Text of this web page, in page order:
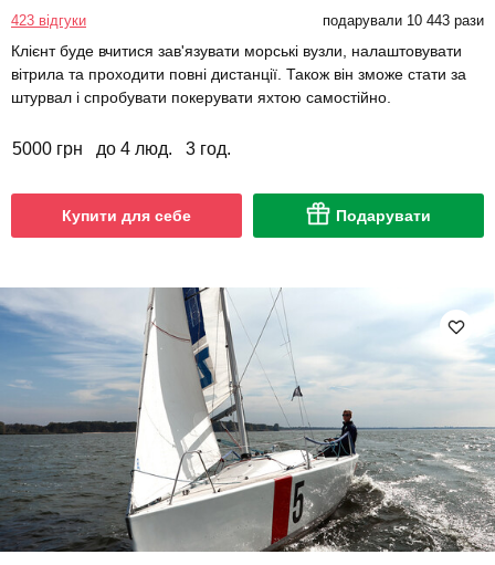
423 відгуки подарували 10 443 рази
Клієнт буде вчитися зав'язувати морські вузли, налаштовувати
вітрила та проходити повні дистанції. Також він зможе стати за
штурвал і спробувати покерувати яхтою самостійно.
5000 грн до 4 люд. 3 год.
Купити для себе Подарувати